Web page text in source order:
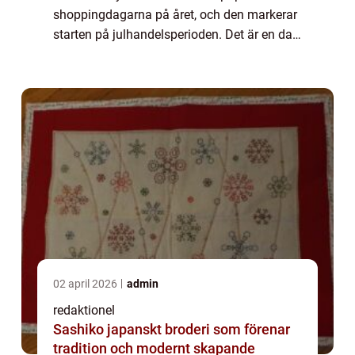
shoppingdagarna på året, och den markerar
starten på julhandelsperioden. Det är en dag
02 april 2026 admin
redaktionel
Sashiko japanskt broderi som förenar
tradition och modernt skapande